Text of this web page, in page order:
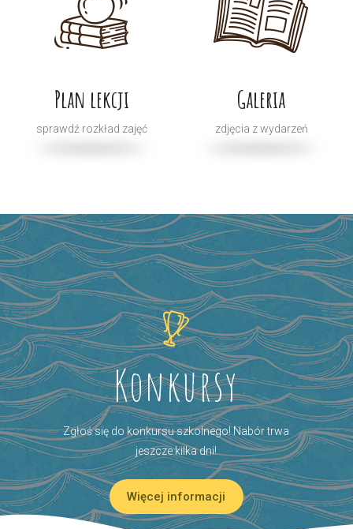
Plan lekcji
sprawdź rozkład zajęć
Galeria
zdjęcia z wydarzeń
Konkursy
Zgłoś się do konkursu szkolnego! Nabór trwa
jeszcze kilka dni!
Więcej informacji